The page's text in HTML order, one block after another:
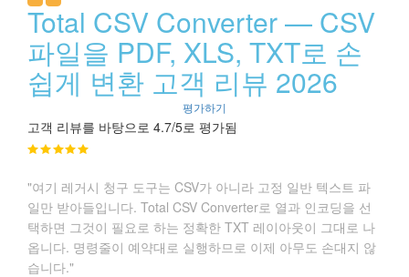
Total CSV Converter — CSV
파일을 PDF, XLS, TXT로 손
쉽게 변환 고객 리뷰 2026
평가하기
고객 리뷰를 바탕으로 4.7/5로 평가됨
"여기 레거시 청구 도구는 CSV가 아니라 고정 일반 텍스트 파
일만 받아들입니다. Total CSV Converter로 열과 인코딩을 선
택하면 그것이 필요로 하는 정확한 TXT 레이아웃이 그대로 나
옵니다. 명령줄이 예약대로 실행하므로 이제 아무도 손대지 않
습니다."